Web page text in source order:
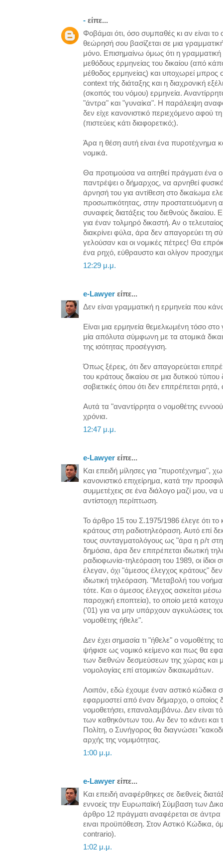
- είπε...
Φοβάμαι ότι, όσο συμπαθές κι αν είναι
θεώρησή σου βασίζεται σε μια
μόνο. Επισημαίνω όμως ότι η γραμματική
μεθόδους ερμηνείας του δικαίου (από
μέθοδος ερμηνείας) και υποχωρεί μπρος
context τής διάταξης και η διαχρονική
(σκοπός του νόμου) ερμηνεία.
"άντρα" και "γυναίκα". Η παράλειψη
δεν είχε κανονιστικό περιεχόμενο αφού
(πιστεύεις κάτι διαφορετικό;).
Άρα η θέση αυτή είναι ένα πυροτέχνημα
νομικά.
Θα προτιμούσα να αιτηθεί πράγματι ένα
παντρέψει ο δήμαρχος, να αρνηθεί
άρνησή του για αντίθεση στο δικαίωμα
προσωπικότητας, στην προστατευόμενη
συναφείς διατάξεις του διεθνούς δικαίου.
για έναν τολμηρό δικαστή. Αν ο
διακρίνει φύλα, άρα δεν απαγορεύει τη
γελούσαν και οι νομικές πέτρες! Θα
ένα ρηχό, εύθραυστο και ολίγον
12:29 μ.μ.
e-Lawyer είπε...
Δεν είναι γραμματική η ερμηνεία που
Είναι μια ερμηνεία θεμελιωμένη τόσο
μία απόλυτα σύμφωνη με τα ατομικά
της ισότητας προσέγγιση.
Όπως ξέρεις, ότι δεν απαγορεύεται
του κράτους δικαίου σε μια δυτικού τύπου
σοβιετικές όπου ότι δεν επιτρέπεται
Αυτά τα "αναντίρρητα ο νομοθέτης
χρόνια.
12:47 μ.μ.
e-Lawyer είπε...
Και επειδή μίλησες για "πυροτέχνημα",
κανονιστικό επιχείρημα, κατά την
συμμετέχεις σε ένα διάλογο μαζί μου, να
αντίστοιχη περίπτωση.
Το άρθρο 15 του Σ.1975/1986 έλεγε ότι το
κράτους στη ραδιοτηλεόραση. Αυτό επί
τους συνταγματολόγους ως "άρα η ρ/τ
δημόσια, άρα δεν επιτρέπεται ιδιωτική
ραδιοφωνία-τηλεόραση του 1989, οι ίδιοι
έλεγαν, όχι "άμεσος έλεγχος κράτους" δεν
ιδιωτική τηλεόραση. "Μεταβολή του
τότε. Και ο άμεσος έλεγχος ασκείται
παροχική εποπτεία), το οποίο μετά
('01) για να μην υπάρχουν αγκυλώσεις
νομοθέτης ήθελε".
Δεν έχει σημασία τι "ήθελε" ο νομοθέτης
ψήφισε ως νομικό κείμενο και πως θα
των διεθνών δεσμεύσεων της χώρας και
νομολογίας επί ατομικών δικαιωμάτων.
Λοιπόν, εδώ έχουμε έναν αστικό κώδικα
εφαρμοστεί από έναν δήμαρχο, ο οποίος
νομοθετήσει, επαναλαμβάνω. Δεν είναι
των καθηκόντων του. Αν δεν το κάνει
Πολίτη, ο Συνήγορος θα διαγνώσει
αρχής της νομιμότητας.
1:00 μ.μ.
e-Lawyer είπε...
Και επειδή αναφέρθηκες σε διεθνείς
εννοείς την Ευρωπαϊκή Σύμβαση των
άρθρο 12 πράγματι αναφέρεται σε άντρα
ειναι προϋπόθεση. Στον Αστικό Κώδικα,
contrario).
1:02 μ.μ.